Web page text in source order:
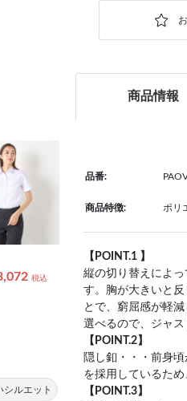
税込
シルエット
商品情報
品番:
商品特徴: ポリ
【POINT.1 】
縦の切り替えによ
す。胸が大きいと
とで、窮屈感が軽
選べるので、ジャス
【POINT.2】
隠し釦・・・前身
を採用しているた
【POINT.3】